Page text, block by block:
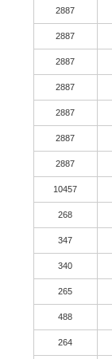
2887
2887
2887
2887
2887
2887
2887
10457
268
347
340
265
488
264